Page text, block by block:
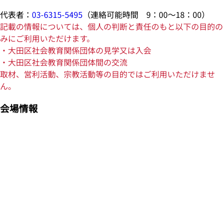
代表者： 03-6315-5495 （連絡可能時間 9：00～18：00）
記載の情報については、個人の判断と責任のもと以下の目的の
みにご利用いただけます。
・大田区社会教育関係団体の見学又は入会
・大田区社会教育関係団体間の交流
取材、営利活動、宗教活動等の目的ではご利用いただけませ
ん。
会場情報